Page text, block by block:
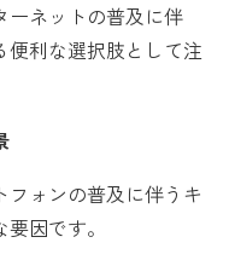
ーネットの普及に伴
便利な選択肢として注
ォンの普及に伴うキ
因です。